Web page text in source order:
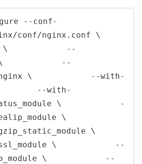
--conf-
conf/nginx.conf \
\            --
\            --
nginx \            --with-
--with-
\            -
\
\
\            --
\            --